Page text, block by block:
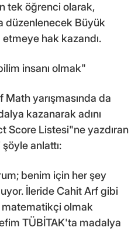
tek öğrenci olarak,
düzenlenecek Büyük
hak kazandı.
insanı olmak"
yarışmasında da
kazanarak adını
Score Listesi"ne yazdıran
anlattı:
benim için her şey
İleride Cahit Arf gibi
matematikçi olmak
TÜBİTAK'ta madalya